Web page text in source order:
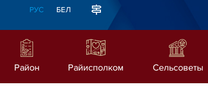
РУС БЕЛ
Район Райисполком Сельсоветы